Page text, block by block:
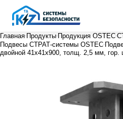
Главная Продукты Продукция OSTEC
Подвесы СТРАТ-системы OSTEC
двойной 41х41х900, толщ. 2,5 мм, гор.